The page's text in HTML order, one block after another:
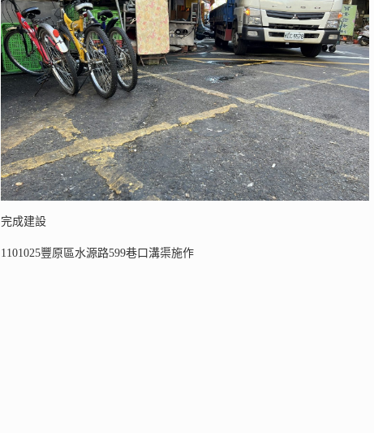
完成建設
1101025豐原區水源路599巷口溝渠施作